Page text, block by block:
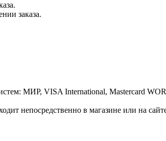
заказа.
МИР, VISA International, Mastercard
непосредственно в магазине или на